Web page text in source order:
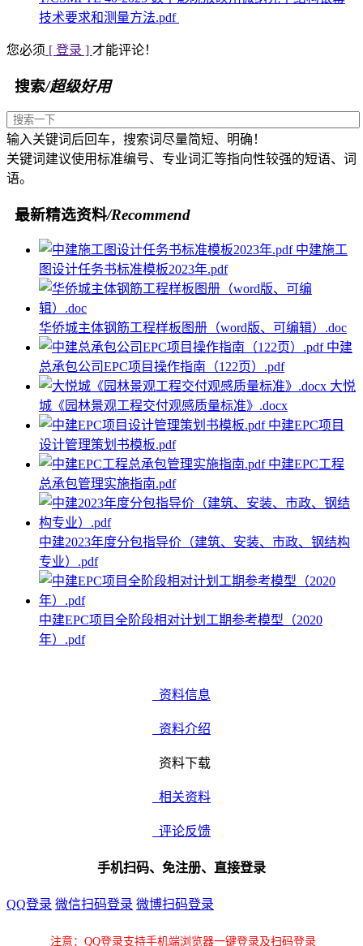
技术要求和测量方法.pdf
您必须 [ 登录 ] 才能评论！
搜索/超级好用
输入关键词后回车，搜索词尽量简短、明确！
关键词建议使用标准编号、专业词汇等指向性较强的短语、词
语。
最新精选资料/Recommend
中建施工
图设计任务书标准模板2023年.pdf
华侨城主体钢筋工程样板图册（word版、可编辑）.doc
中建
总承包公司EPC项目操作指南（122页）.pdf
大悦
城《园林景观工程交付观感质量标准》.docx
中建EPC项目
设计管理策划书模板.pdf
中建EPC工程
总承包管理实施指南.pdf
中建2023年度分包指导价（建筑、安装、市政、钢结构
专业）.pdf
中建EPC项目全阶段相对计划工期参考模型（2020
年）.pdf
资料信息
资料介绍
资料下载
相关资料
评论反馈
手机扫码、免注册、直接登录
QQ登录 微信扫码登录 微博扫码登录
注意：QQ登录支持手机端浏览器一键登录及扫码登录